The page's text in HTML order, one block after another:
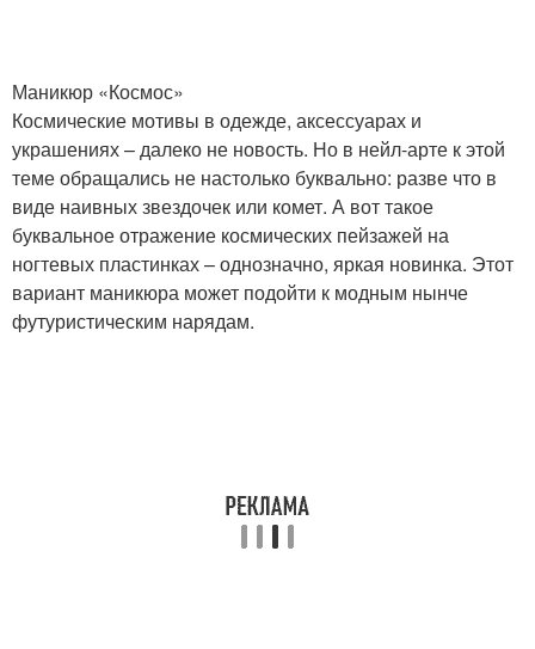
Маникюр «Космос»
Космические мотивы в одежде, аксессуарах и
украшениях – далеко не новость. Но в нейл-арте к этой
теме обращались не настолько буквально: разве что в
виде наивных звездочек или комет. А вот такое
буквальное отражение космических пейзажей на
ногтевых пластинках – однозначно, яркая новинка. Этот
вариант маникюра может подойти к модным нынче
футуристическим нарядам.